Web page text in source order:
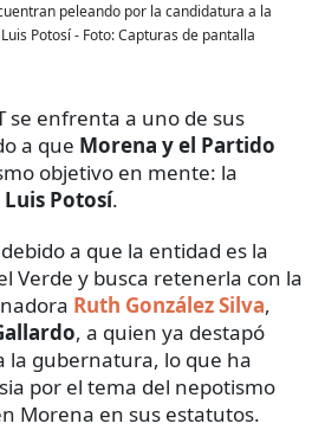
peleando por la candidatura a la
Potosí- Foto:Capturas de pantalla
se enfrenta a uno de sus
a que Morena y el Partido
objetivo en mente: la
Luis Potosí.
a que la entidad es la
Verde y busca retenerla con la
Ruth González Silva,
, a quien ya destapó
la gubernatura, lo que ha
por el tema del nepotismo
Morena en sus estatutos.